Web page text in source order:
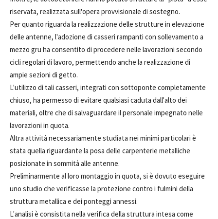
riservata, realizzata sull'opera provvisionale di sostegno.
Per quanto riguarda la realizzazione delle strutture in elevazione
delle antenne, l'adozione di casseri rampanti con sollevamento a
mezzo gru ha consentito di procedere nelle lavorazioni secondo
cicli regolari di lavoro, permettendo anche la realizzazione di
ampie sezioni di getto.
L'utilizzo di tali casseri, integrati con sottoponte completamente
chiuso, ha permesso di evitare qualsiasi caduta dall'alto dei
materiali, oltre che di salvaguardare il personale impegnato nelle
lavorazioni in quota.
Altra attività necessariamente studiata nei minimi particolari è
stata quella riguardante la posa delle carpenterie metalliche
posizionate in sommità alle antenne.
Preliminarmente al loro montaggio in quota, si è dovuto eseguire
uno studio che verificasse la protezione contro i fulmini della
struttura metallica e dei ponteggi annessi.
L'analisi è consistita nella verifica della struttura intesa come